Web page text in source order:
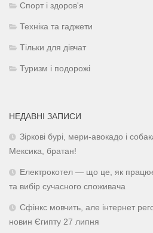
Спорт і здоров'я
Техніка та гаджети
Тільки для дівчат
Туризм і подорожі
НЕДАВНІ ЗАПИСИ
Зіркові бурі, мери-авокадо і
Мексика, братан!
Електрокотел — що це, як
та вибір сучасного споживача
Сфінкс мовчить, але інтернет
новин Єгипту 27 липня